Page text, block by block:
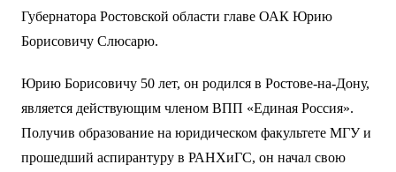
Губернатора Ростовской области главе ОАК Юрию
Борисовичу Слюсарю.
Юрию Борисовичу 50 лет, он родился в Ростове-на-Дону,
является действующим членом ВПП «Единая Россия».
Получив образование на юридическом факультете МГУ и
прошедший аспирантуру в РАНХиГС, он начал свою